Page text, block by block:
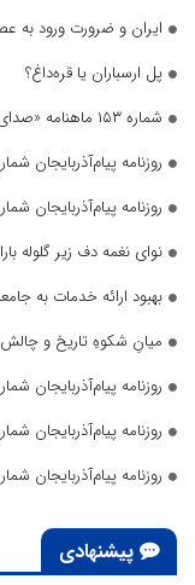
ایران و ضرورت ورود به
پل ارسباران یا قره‌داغ؟
شماره ۱۵۳ ماهنامه «صدای زنان» منتشر شد
روزنامه پیام‌آذربایجان شماره
روزنامه پیام‌آذربایجان شماره
نوای نغمه دف زیر گلوله
بهبود ارائه خدمات به
میانِ شکوهِ تاریخ و
روزنامه پیام‌آذربایجان شماره
روزنامه پیام‌آذربایجان شماره
روزنامه پیام‌آذربایجان شماره
پیشنهادی